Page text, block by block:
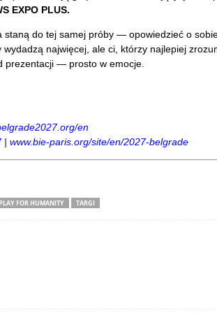
EXPO PLUS.
staną do tej samej próby — opowiedzieć o
wydadzą najwięcej, ale ci, którzy najlepiej
prezentacji — prosto w emocje.
en
www.bie-paris.org/site/en/2027-belgrade
PLAY FOR HUMANITY TARGI